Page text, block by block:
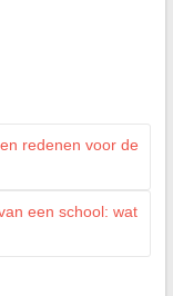
redenen voor de
een school: wat